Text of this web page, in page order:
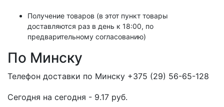
Получение товаров (в этот пункт товары
доставляются раз в день к 18:00, по
предварительному согласованию)
По Минску
Телефон доставки по Минску +375 (29) 56-65-128
Cегодня на сегодня - 9.17 руб.